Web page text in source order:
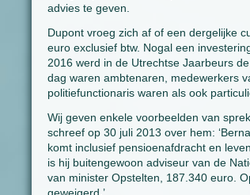
advies te geven.
Dupont vroeg zich af of een dergelijke
euro exclusief btw. Nogal een
2016 werd in de Utrechtse Jaarbeurs
dag waren ambtenaren, medewerkers
politiefunctionaris waren als ook
Wij geven enkele voorbeelden van
schreef op 30 juli 2013 over hem:
komt inclusief pensioenafdracht en
is hij buitengewoon adviseur van de
van minister Opstelten, 187.340 euro.